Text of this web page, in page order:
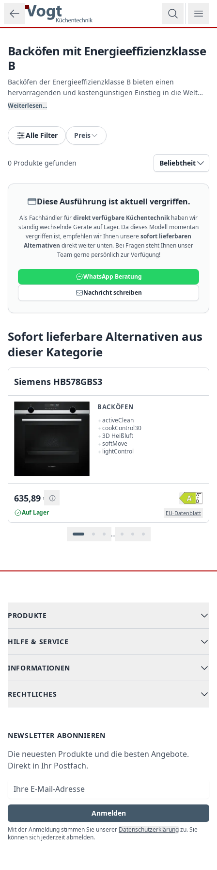
Zum Hauptinhalt springen
Backöfen mit Energieeffizienzklasse
B
Backöfen der Energieeffizienzklasse B bieten einen
hervorragenden und kostengünstigen Einstieg in die Welt
der modernen Küchengeräte. Sie eignen sich ideal für
Zweitgerät. Bei Vogt Küchentechnik erhalten Sie eine ehrliche
Beratung zu Anschaffungskosten und Energieverbrauch
dieser soliden Allrounder.
Weiterlesen...
Alle Filter Preis
0 Produkte gefunden Beliebtheit
Diese Ausführung ist aktuell vergriffen.
Als Fachhändler fürdirekt verfügbare Küchentechnikhaben wir
ständig wechselnde Geräte auf Lager. Da dieses Modell momentan
vergriffen ist, empfehlen wir Ihnen unseresofort lieferbaren
Alternativen direkt weiter unten. Bei Fragen steht Ihnen unser
Team gerne persönlich zur Verfügung!
WhatsApp Beratung
Nachricht schreiben
Sofort lieferbare Alternativen aus
dieser Kategorie
Siemens HB578GBS3
BACKÖFEN
activeClean
cookControl30
3D Heißluft
softMove
lightControl
635,89 €
Auf Lager EU-Datenblatt
…
PRODUKTE
Alle Kategorien
Kühlen & Gefrieren
HILFE & SERVICE
Hilfe & FAQ
INFORMATIONEN
Über uns
RECHTLICHES
Datenschutz
Widerrufsrecht
Impressum
NEWSLETTER ABONNIEREN
Die neuesten Produkte und die besten Angebote.
Direkt in Ihr Postfach.
E-Mail-Adresse
Anmelden
Mit der Anmeldung stimmen Sie unserer Datenschutzerklärungzu. Sie
können sich jederzeit abmelden.